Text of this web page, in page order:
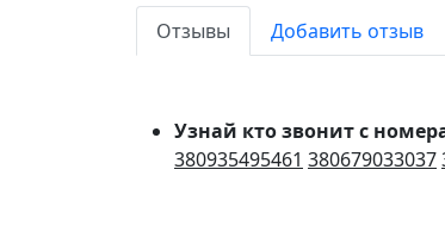
Отзывы
Добавить отзыв
Узнай кто звонит с
380935495461 380679033037